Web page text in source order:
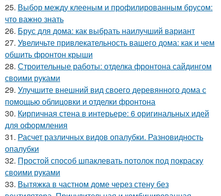
25. Выбор между клееным и профилированным брусом:
что важно знать
26. Брус для дома: как выбрать наилучший вариант
27. Увеличьте привлекательность вашего дома: как и чем
обшить фронтон крыши
28. Строительные работы: отделка фронтона сайдингом
своими руками
29. Улучшите внешний вид своего деревянного дома с
помощью облицовки и отделки фронтона
30. Кирпичная стена в интерьере: 6 оригинальных идей
для оформления
31. Расчет различных видов опалубки. Разновидность
опалубки
32. Простой способ шпаклевать потолок под покраску
своими руками
33. Вытяжка в частном доме через стену без